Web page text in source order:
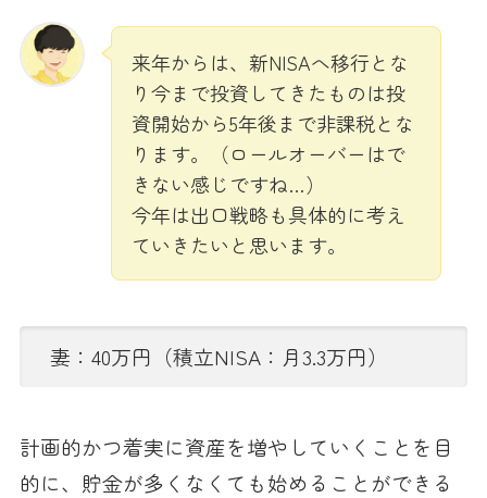
来年からは、新NISAへ移行とな
り今まで投資してきたものは投
資開始から5年後まで非課税とな
ります。（ロールオーバーはで
きない感じですね…）
今年は出口戦略も具体的に考え
ていきたいと思います。
妻：40万円（積立NISA：月3.3万円）
計画的かつ着実に資産を増やしていくことを目
的に、貯金が多くなくても始めることができる